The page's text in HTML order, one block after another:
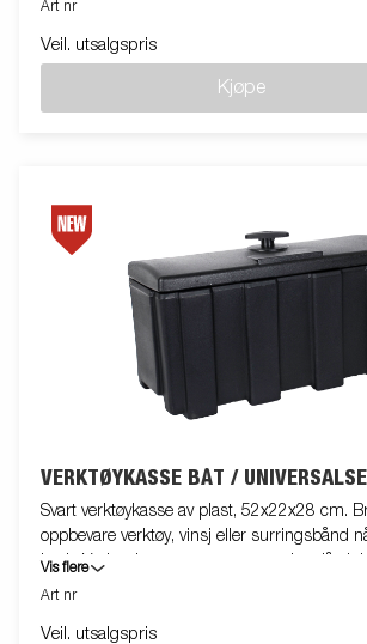
Art nr
Veil. utsalgspris
Kjøpe
VERKTØYKASSE BÅT /
Svart verktøykasse av plast, 52x22x28 cm.
oppbevare verktøy, vinsj eller surringsbånd
bruk. Verktøykassen er utstyrt med en lås
inkluderer brakett og monteringssett.
Vis flere
Art nr
Veil. utsalgspris